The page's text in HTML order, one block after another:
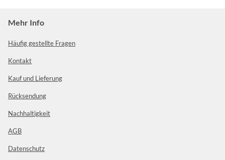
Mehr Info
Häufig gestellte Fragen
Kontakt
Kauf und Lieferung
Rücksendung
Nachhaltigkeit
AGB
Datenschutz